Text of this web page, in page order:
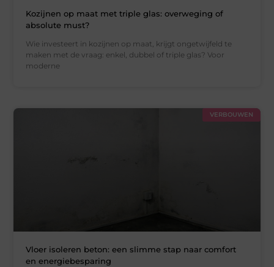
Kozijnen op maat met triple glas: overweging of
absolute must?
Wie investeert in kozijnen op maat, krijgt ongetwijfeld te
maken met de vraag: enkel, dubbel of triple glas? Voor
moderne
VERBOUWEN
Vloer isoleren beton: een slimme stap naar comfort
en energiebesparing